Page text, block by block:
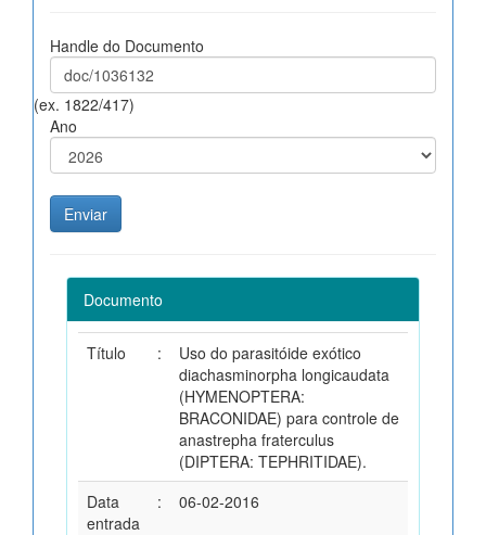
Handle do Documento
(ex. 1822/417)
Ano
Documento
Título :
Uso do parasitóide exótico
diachasminorpha longicaudata
(HYMENOPTERA:
BRACONIDAE) para controle de
anastrepha fraterculus
(DIPTERA: TEPHRITIDAE).
Data
entrada
: 06-02-2016